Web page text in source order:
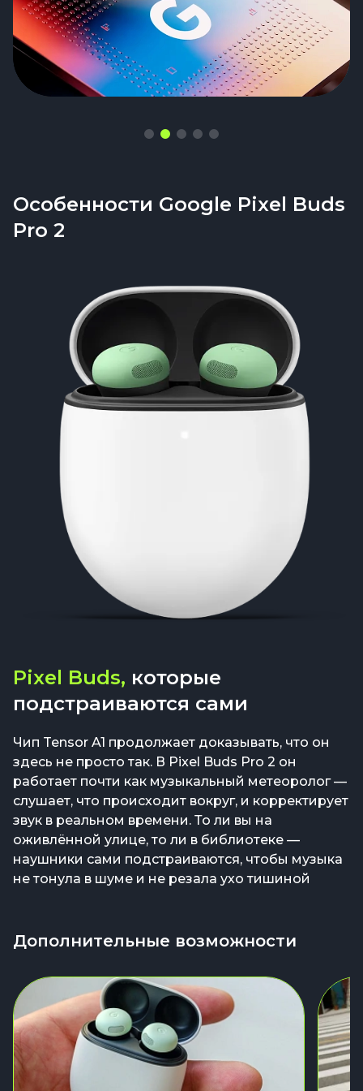
Особенности Google Pixel Buds
Pro 2
Pixel Buds, которые
подстраиваются сами
Чип Tensor A1 продолжает доказывать, что он
здесь не просто так. В Pixel Buds Pro 2 он
работает почти как музыкальный метеоролог —
слушает, что происходит вокруг, и корректирует
звук в реальном времени. То ли вы на
оживлённой улице, то ли в библиотеке —
наушники сами подстраиваются, чтобы музыка
не тонула в шуме и не резала ухо тишиной
Дополнительные возможности